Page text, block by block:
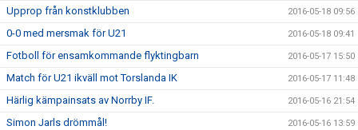
Upprop från konstklubben 2016-05-18 09:56
0-0 med mersmak för U21 2016-05-18 09:41
Fotboll för ensamkommande flyktingbarn 2016-05-17 15:50
Match för U21 ikväll mot Torslanda IK 2016-05-17 11:48
Härlig kämpainsats av Norrby IF. 2016-05-16 21:54
Simon Jarls drömmål! 2016-05-16 13:59